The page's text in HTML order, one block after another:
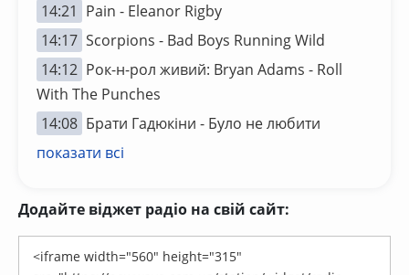
14:21 Pain - Eleanor Rigby
14:17 Scorpions - Bad Boys Running Wild
14:12 Рок-н-рол живий: Bryan Adams - Roll
With The Punches
14:08 Брати Гадюкіни - Було не любити
показати всі
Додайте віджет радіо на свій сайт: